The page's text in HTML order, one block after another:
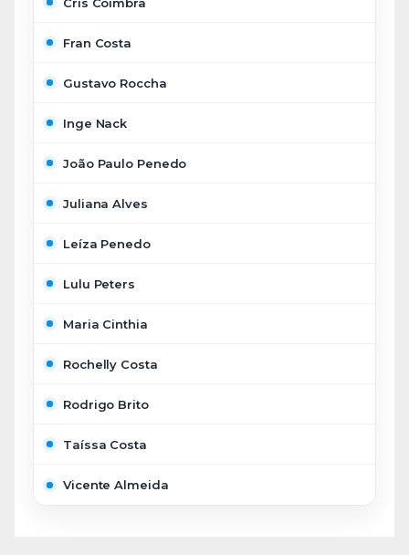
Fran Costa
Gustavo Roccha
Inge Nack
João Paulo Penedo
Juliana Alves
Leíza Penedo
Lulu Peters
Maria Cinthia
Rochelly Costa
Rodrigo Brito
Taíssa Costa
Vicente Almeida